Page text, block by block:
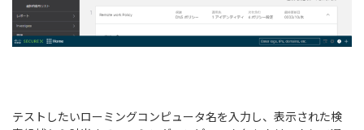
テストしたいローミングコンピュータ名を入力し、表示された検